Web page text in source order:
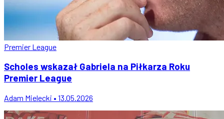
Premier League
Scholes wskazał Gabriela na Piłkarza Roku
Premier League
Adam Mielecki • 13.05.2026